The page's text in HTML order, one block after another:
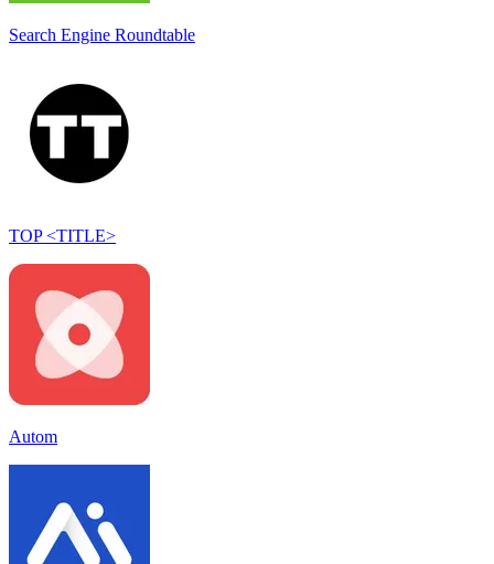
Search Engine Roundtable
TOP <TITLE>
Autom